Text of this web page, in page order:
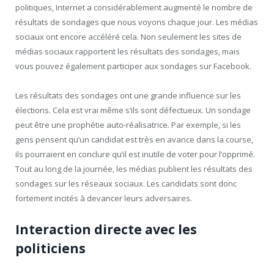
politiques, Internet a considérablement augmenté le nombre de
résultats de sondages que nous voyons chaque jour. Les médias
sociaux ont encore accéléré cela. Non seulement les sites de
médias sociaux rapportent les résultats des sondages, mais
vous pouvez également participer aux sondages sur Facebook.
Les résultats des sondages ont une grande influence sur les
élections. Cela est vrai même s’ils sont défectueux. Un sondage
peut être une prophétie auto-réalisatrice. Par exemple, si les
gens pensent qu’un candidat est très en avance dans la course,
ils pourraient en conclure qu’il est inutile de voter pour l’opprimé.
Tout au long de la journée, les médias publient les résultats des
sondages sur les réseaux sociaux. Les candidats sont donc
fortement incités à devancer leurs adversaires.
Interaction directe avec les
politiciens